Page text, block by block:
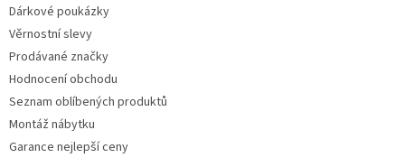
Dárkové poukázky
Věrnostní slevy
Prodávané značky
Hodnocení obchodu
Seznam oblíbených produktů
Montáž nábytku
Garance nejlepší ceny